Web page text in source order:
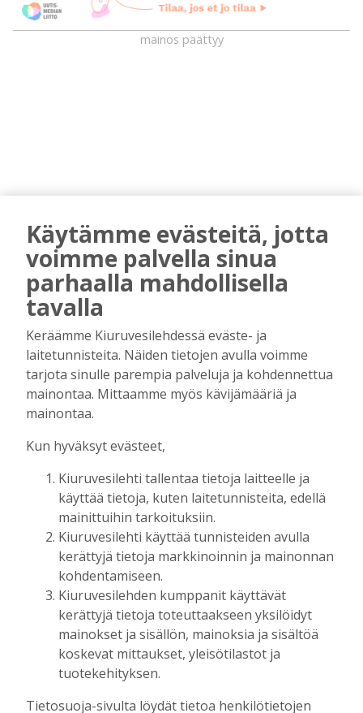
mainos päättyy
Majasaaren marjamies kävi katsomassa
“laitumiensa” tämän kesän tuottoa
Hanna Soini
Kiuruveden Jänteen 60-vuotisjuhlassa:
Nuorissa ja talkoohenkisessä
seuratoiminnassa on urheilun tulevaisuus
vuosia Antero Ruotsalaisen ajatuksissa
Tilaajille
Toimitus 17.7.2026 08:00
Uusi kanttori: “Musiikki- ja
kuorotoiminta liittyvät seurakuntatyöhön
– julistukseen”
Tilaajille
Toimitus 11.7.2026 12:00
Fehmin juttusilla on käynyt tänä vuonna
jo noin 50 tammaa – miksi hyvää
kantakirjaan?
Käytämme evästeitä, jotta
voimme palvella sinua
parhaalla mahdollisella
tavalla
Keräämme Kiuruvesilehdessä eväste- ja
laitetunnisteita. Näiden tietojen avulla voimme
tarjota sinulle parempia palveluja ja kohdennettua
mainontaa. Mittaamme myös kävijämääriä ja
mainontaa.
Kun hyväksyt evästeet,
Kiuruvesilehti tallentaa tietoja laitteelle ja
käyttää tietoja, kuten laitetunnisteita, edellä
mainittuihin tarkoituksiin.
Kiuruvesilehti käyttää tunnisteiden avulla
kerättyjä tietoja markkinoinnin ja mainonnan
kohdentamiseen.
Kiuruvesilehden kumppanit käyttävät
kerättyjä tietoja toteuttaakseen yksilöidyt
mainokset ja sisällön, mainoksia ja sisältöä
koskevat mittaukset, yleisötilastot ja
tuotekehityksen.
Tietosuoja-sivulta löydät tietoa henkilötietojen